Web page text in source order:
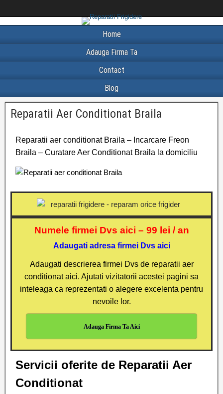
Home
Adauga Firma Ta
Contact
Blog
Reparatii Aer Conditionat Braila
Reparatii aer conditionat Braila – Incarcare Freon
Braila – Curatare Aer Conditionat Braila la domiciliu
Numele firmei Dvs aici – 99 lei / an
Adaugati adresa firmei Dvs aici
Adaugati descrierea firmei Dvs de reparatii aer
conditionat aici. Ajutati vizitatorii acestei pagini sa
inteleaga ca reprezentati o alegere excelenta pentru
nevoile lor.
Adauga Firma Ta Aici
Servicii oferite de Reparatii Aer
Conditionat